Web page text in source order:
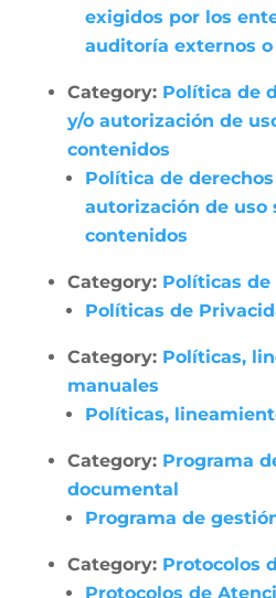
exigidos por los
auditoría externos
Category: Política de
y/o autorización de
contenidos
Política de
autorización de uso
contenidos
Category: Políticas
Políticas de
Category: Políticas,
manuales
Políticas,
Category: Programa
documental
Programa de
Category: Protocolos
Protocolos de